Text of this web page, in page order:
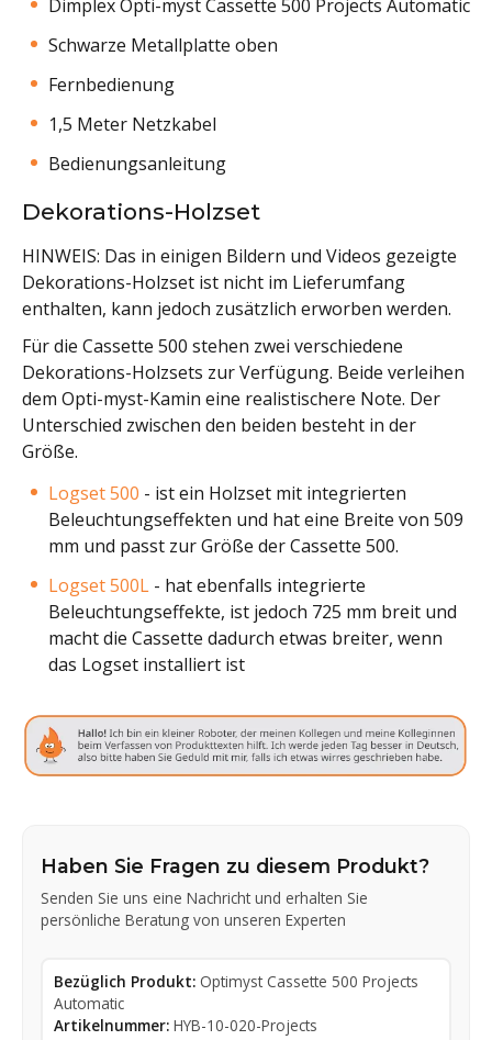
Dimplex Opti-myst Cassette 500 Projects Automatic
Schwarze Metallplatte oben
Fernbedienung
1,5 Meter Netzkabel
Bedienungsanleitung
Dekorations-Holzset
HINWEIS: Das in einigen Bildern und Videos gezeigte
Dekorations-Holzset ist nicht im Lieferumfang
enthalten, kann jedoch zusätzlich erworben werden.
Für die Cassette 500 stehen zwei verschiedene
Dekorations-Holzsets zur Verfügung. Beide verleihen
dem Opti-myst-Kamin eine realistischere Note. Der
Unterschied zwischen den beiden besteht in der
Größe.
Logset 500 - ist ein Holzset mit integrierten
Beleuchtungseffekten und hat eine Breite von 509
mm und passt zur Größe der Cassette 500.
Logset 500L - hat ebenfalls integrierte
Beleuchtungseffekte, ist jedoch 725 mm breit und
macht die Cassette dadurch etwas breiter, wenn
das Logset installiert ist
Haben Sie Fragen zu diesem Produkt?
Senden Sie uns eine Nachricht und erhalten Sie
persönliche Beratung von unseren Experten
Bezüglich Produkt: Optimyst Cassette 500 Projects
Automatic
Artikelnummer: HYB-10-020-Projects